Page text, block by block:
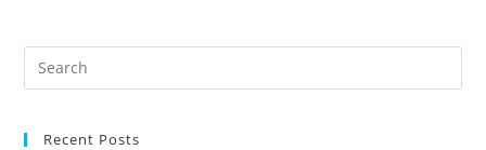
Recent Posts